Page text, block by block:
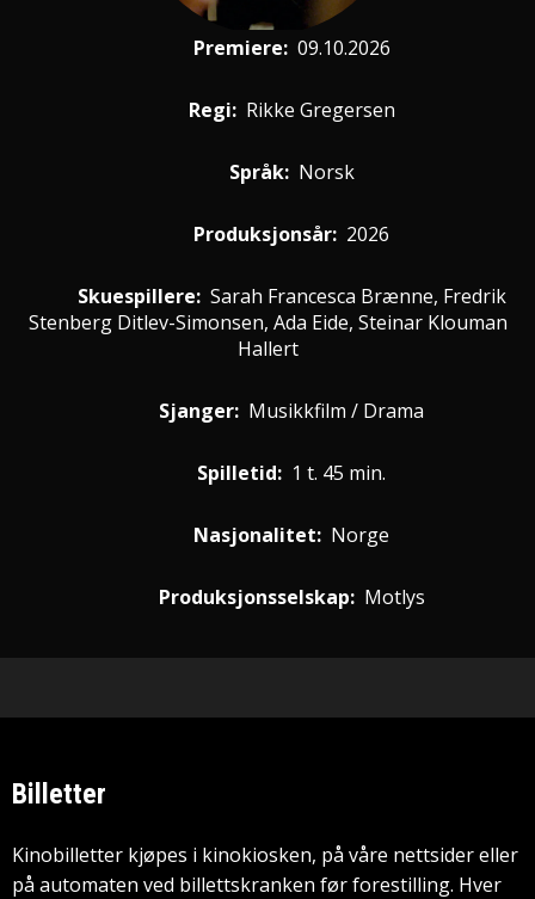
Premiere: 09.10.2026
Regi: Rikke Gregersen
Språk: Norsk
Produksjonsår: 2026
Skuespillere: Sarah Francesca Brænne, Fredrik
Stenberg Ditlev-Simonsen, Ada Eide, Steinar Klouman
Hallert
Sjanger: Musikkfilm / Drama
Spilletid: 1 t. 45 min.
Nasjonalitet: Norge
Produksjonsselskap: Motlys
Billetter
Kinobilletter kjøpes i kinokiosken, på våre nettsider eller
på automaten ved billettskranken før forestilling. Hver